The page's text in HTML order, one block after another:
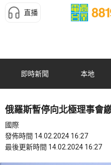
直播
即時新聞 本地
俄羅斯暫停向北極理事會
國際
發佈時間 14.02.2024 16:27
最後更新時間 14.02.2024 16:27